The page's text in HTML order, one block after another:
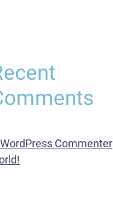
Commenter